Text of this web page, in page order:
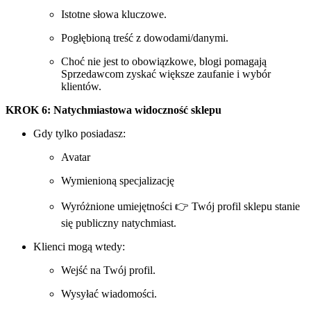
Istotne słowa kluczowe.
Pogłębioną treść z dowodami/danymi.
Choć nie jest to obowiązkowe, blogi pomagają
Sprzedawcom zyskać większe zaufanie i wybór
klientów.
KROK 6: Natychmiastowa widoczność sklepu
Gdy tylko posiadasz:
Avatar
Wymienioną specjalizację
Wyróżnione umiejętności 👉 Twój profil sklepu stanie
się publiczny natychmiast.
Klienci mogą wtedy:
Wejść na Twój profil.
Wysyłać wiadomości.